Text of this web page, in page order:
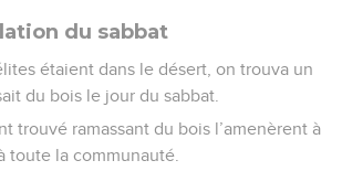
du sabbat
étaient dans le désert, on trouva un
du bois le jour du sabbat.
trouvé ramassant du bois l’amenèrent à
toute la communauté.